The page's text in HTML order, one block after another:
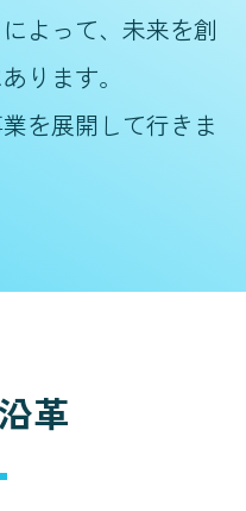
よって、未来を創
ります。
を展開して行きま
革